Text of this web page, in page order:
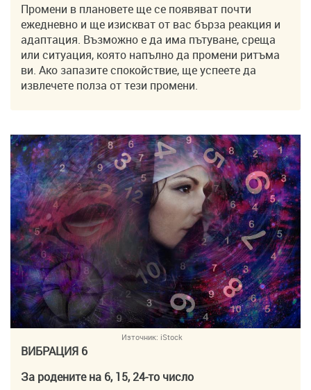
Промени в плановете ще се появяват почти
ежедневно и ще изискват от вас бърза реакция и
адаптация. Възможно е да има пътуване, среща
или ситуация, която напълно да промени ритъма
ви. Ако запазите спокойствие, ще успеете да
извлечете полза от тези промени.
Източник: iStock
ВИБРАЦИЯ 6
За родените на 6, 15, 24-то число